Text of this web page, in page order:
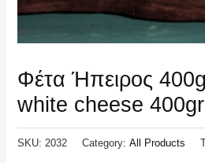
Φέτα Ήπειρος
white cheese 400gr
SKU: 2032 Category:All Products